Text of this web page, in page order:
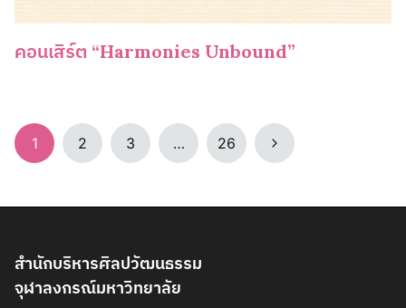
คอนเสิร์ต “Harmonies Unbound”
Page
navigation
1 2 3 … 26 Next
สำนักบริหารศิลปวัฒนธรรม
จุฬาลงกรณ์มหาวิทยาลัย